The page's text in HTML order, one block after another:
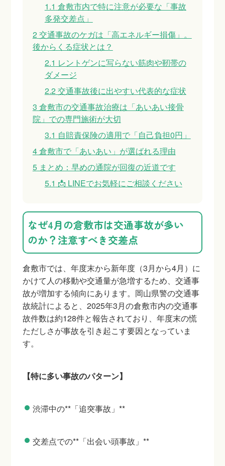
1.1 倉敷市内で特に注意が必要な「事故
多発交差点」
2交通事故のケガは「高エネルギー損傷」。
後からくる症状とは？
2.1 レントゲンに写らない筋肉や靭帯の
ダメージ
2.2交通事故後に出やすい代表的な症状
3 倉敷市の交通事故治療は「あいあい接骨
院」での専門施術が大切
3.1 自賠責保険の適用で「自己負担0円」
4倉敷市で「あいあい」が選ばれる理由
5まとめ：早めの通院が回復の近道です
5.1 📩 LINEでお気軽にご相談ください
なぜ4月の倉敷市は交通事故が多い
のか？注意すべき交差点
倉敷市では、年度末から新年度（3月から4月）に
かけて人の移動や交通量が急増するため、交通事
故が増加する傾向にあります。岡山県警の交通事
故統計によると、2025年3月の倉敷市内の交通事
故件数は約128件と報告されており、年度末の慌
ただしさが事故を引き起こす要因となっていま
す。
【特に多い事故のパターン】
渋滞中の**「追突事故」**
交差点での**「出会い頭事故」**